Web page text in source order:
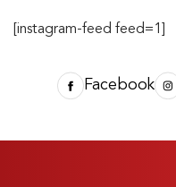
[instagram-feed feed=1]
Facebook